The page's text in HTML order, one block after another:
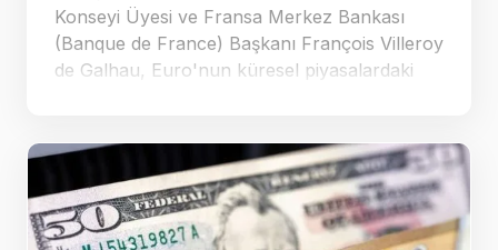
Konseyi Üyesi ve Fransa Merkez Bankası
(Banque de France) Başkanı François Villeroy
de Galhau, Euro'nun küresel piyasalardaki
dikkat çekerek, y…